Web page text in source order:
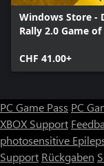
Windows Store -
Rally 2.0 Game
CHF 41.00+
PC Game Pass PC
XBOX Support
photosensitive
Support Rückgaben